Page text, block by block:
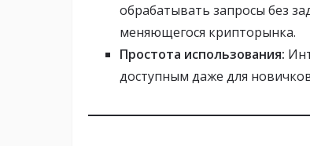
обрабатывать запросы без
меняющегося крипторынка.
Простота использования:
доступным даже для